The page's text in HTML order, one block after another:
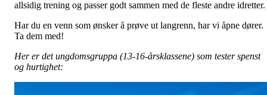
allsidig trening og passer godt sammen med de fleste andre idretter.
Har du en venn som ønsker å prøve ut langrenn, har vi åpne dører.
Ta dem med!
Her er det ungdomsgruppa (13-16-årsklassene) som tester spenst
og hurtighet: